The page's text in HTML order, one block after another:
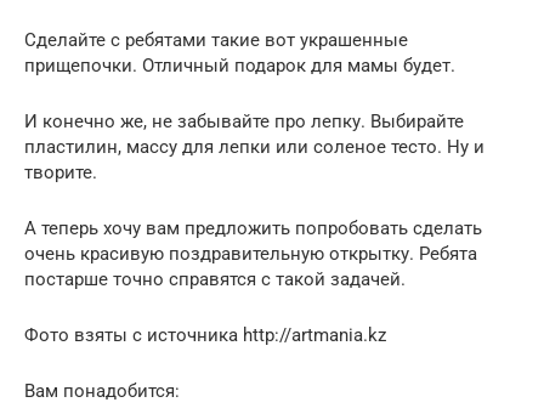
Сделайте с ребятами такие вот украшенные
прищепочки. Отличный подарок для мамы будет.
И конечно же, не забывайте про лепку. Выбирайте
пластилин, массу для лепки или соленое тесто. Ну и
творите.
А теперь хочу вам предложить попробовать сделать
очень красивую поздравительную открытку. Ребята
постарше точно справятся с такой задачей.
Фото взяты с источника http://artmania.kz
Вам понадобится: